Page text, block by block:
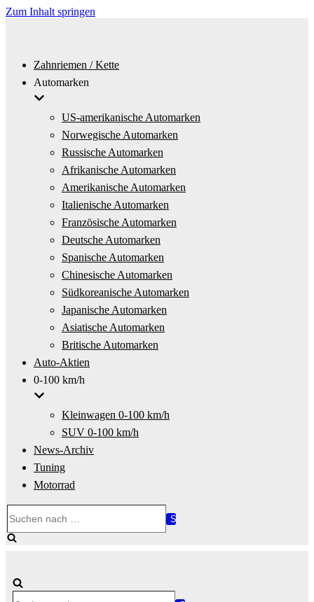
Zum Inhalt springen
Zahnriemen / Kette
Automarken
US-amerikanische Automarken
Norwegische Automarken
Russische Automarken
Afrikanische Automarken
Amerikanische Automarken
Italienische Automarken
Französische Automarken
Deutsche Automarken
Spanische Automarken
Chinesische Automarken
Südkoreanische Automarken
Japanische Automarken
Asiatische Automarken
Britische Automarken
Auto-Aktien
0-100 km/h
Kleinwagen 0-100 km/h
SUV 0-100 km/h
News-Archiv
Tuning
Motorrad
nach …